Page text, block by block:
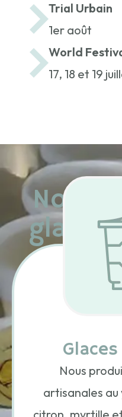
Trial Urbain
1er août
World
17, 18 et 19
Nos 2
glaces
Nous
artisanales